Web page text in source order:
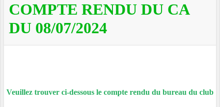
COMPTE RENDU DU CA
DU 08/07/2024
Veuillez trouver ci-dessous le compte rendu du bureau du club